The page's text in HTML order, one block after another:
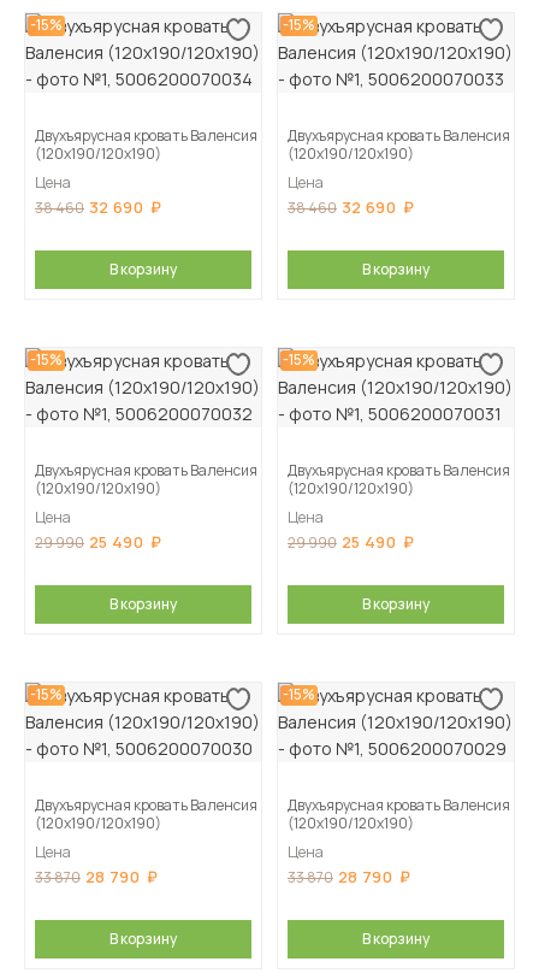
-15%
Двухъярусная кровать Валенсия
(120х190/120х190)
Цена
38 460 32 690
В корзину
-15%
Двухъярусная кровать Валенсия
(120х190/120х190)
Цена
38 460 32 690
В корзину
-15%
Двухъярусная кровать Валенсия
(120х190/120х190)
Цена
29 990 25 490
В корзину
-15%
Двухъярусная кровать Валенсия
(120х190/120х190)
Цена
29 990 25 490
В корзину
-15%
Двухъярусная кровать Валенсия
(120х190/120х190)
Цена
33 870 28 790
В корзину
-15%
Двухъярусная кровать Валенсия
(120х190/120х190)
Цена
33 870 28 790
В корзину